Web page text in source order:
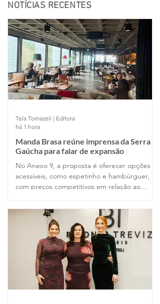
NOTÍCIAS RECENTES
Manda Brasa reúne imprensa da Serra
Gaúcha para falar de expansão
No Anexo 9, a proposta é oferecer opções
acessíveis, como espetinho e hambúrguer,
com preços competitivos em relação ao
Tela Tomazeli | Editora
há 1 hora